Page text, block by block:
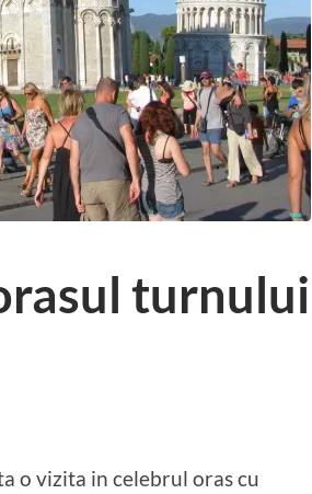
turnului
o vizita in celebrul oras cu